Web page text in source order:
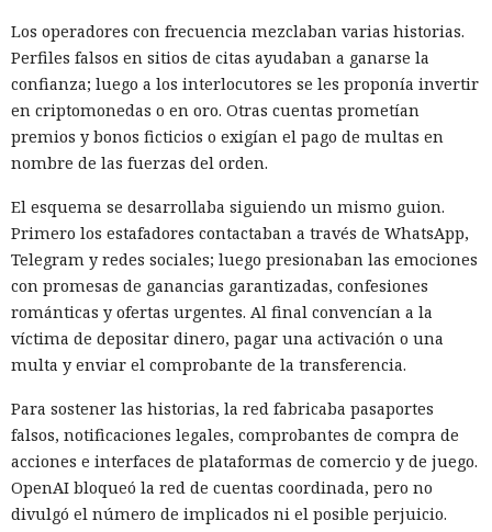
Los operadores con frecuencia mezclaban varias historias.
Perfiles falsos en sitios de citas ayudaban a ganarse la
confianza; luego a los interlocutores se les proponía invertir
en criptomonedas o en oro. Otras cuentas prometían
premios y bonos ficticios o exigían el pago de multas en
nombre de las fuerzas del orden.
El esquema se desarrollaba siguiendo un mismo guion.
Primero los estafadores contactaban a través de WhatsApp,
Telegram y redes sociales; luego presionaban las emociones
con promesas de ganancias garantizadas, confesiones
románticas y ofertas urgentes. Al final convencían a la
víctima de depositar dinero, pagar una activación o una
multa y enviar el comprobante de la transferencia.
Para sostener las historias, la red fabricaba pasaportes
falsos, notificaciones legales, comprobantes de compra de
acciones e interfaces de plataformas de comercio y de juego.
OpenAI bloqueó la red de cuentas coordinada, pero no
divulgó el número de implicados ni el posible perjuicio.